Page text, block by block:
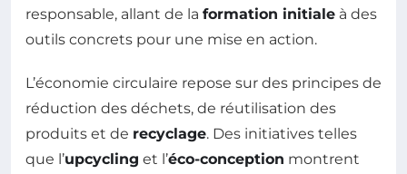
responsable, allant de la formation initiale à des
outils concrets pour une mise en action.
L’économie circulaire repose sur des principes de
réduction des déchets, de réutilisation des
produits et de recyclage. Des initiatives telles
que l’upcycling et l’éco-conception montrent